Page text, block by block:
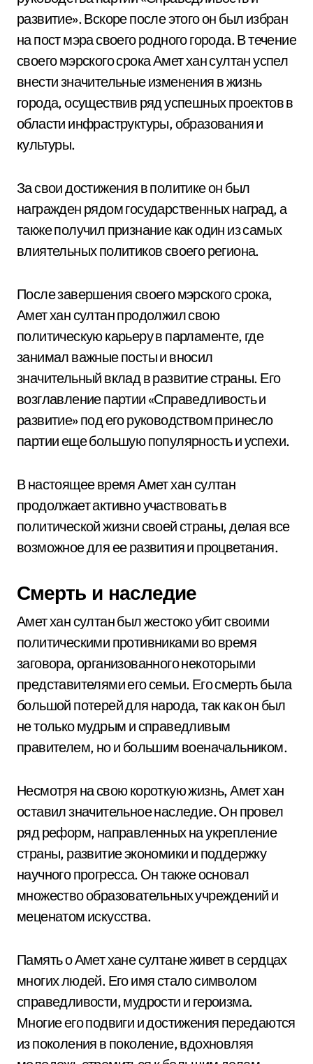
развитие». Вскоре после этого он был избран
на пост мэра своего родного города. В течение
своего мэрского срока Амет хан султан успел
внести значительные изменения в жизнь
города, осуществив ряд успешных проектов в
области инфраструктуры, образования и
культуры.
За свои достижения в политике он был
награжден рядом государственных наград, а
также получил признание как один из самых
влиятельных политиков своего региона.
После завершения своего мэрского срока,
Амет хан султан продолжил свою
политическую карьеру в парламенте, где
занимал важные посты и вносил
значительный вклад в развитие страны. Его
возглавление партии «Справедливость и
развитие» под его руководством принесло
партии еще большую популярность и успехи.
В настоящее время Амет хан султан
продолжает активно участвовать в
политической жизни своей страны, делая все
возможное для ее развития и процветания.
Смерть и наследие
Амет хан султан был жестоко убит своими
политическими противниками во время
заговора, организованного некоторыми
представителями его семьи. Его смерть была
большой потерей для народа, так как он был
не только мудрым и справедливым
правителем, но и большим военачальником.
Несмотря на свою короткую жизнь, Амет хан
оставил значительное наследие. Он провел
ряд реформ, направленных на укрепление
страны, развитие экономики и поддержку
научного прогресса. Он также основал
множество образовательных учреждений и
меценатом искусства.
Память о Амет хане султане живет в сердцах
многих людей. Его имя стало символом
справедливости, мудрости и героизма.
Многие его подвиги и достижения передаются
из поколения в поколение, вдохновляя